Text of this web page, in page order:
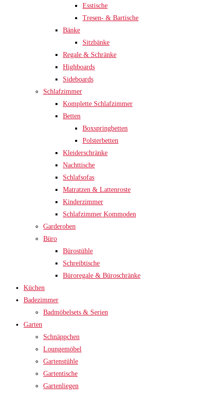
Esstische
Tresen- & Bartische
Bänke
Sitzbänke
Regale & Schränke
Highboards
Sideboards
Schlafzimmer
Komplette Schlafzimmer
Betten
Boxspringbetten
Polsterbetten
Kleiderschränke
Nachttische
Schlafsofas
Matratzen & Lattenroste
Kinderzimmer
Schlafzimmer Kommoden
Garderoben
Büro
Bürostühle
Schreibtische
Büroregale & Büroschränke
Küchen
Badezimmer
Badmöbelsets & Serien
Garten
Schnäppchen
Loungemöbel
Gartenstühle
Gartentische
Gartenliegen